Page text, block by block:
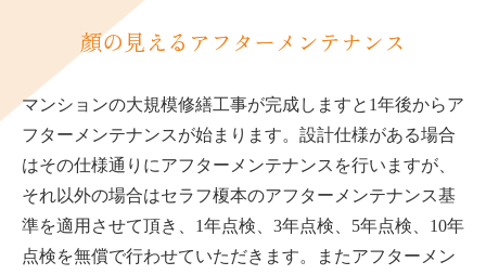
顏の見えるアフターメンテナンス
マンションの大規模修繕工事が完成しますと1年後からア
フターメンテナンスが始まります。設計仕様がある場合
はその仕様通りにアフターメンテナンスを行いますが、
それ以外の場合はセラフ榎本のアフターメンテナンス基
準を適用させて頂き、1年点検、3年点検、5年点検、10年
点検を無償で行わせていただきます。またアフターメン